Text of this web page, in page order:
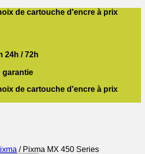
de cartouche d'encre à prix
24h / 72h
garantie
de cartouche d'encre à prix
/Pixma MX 450 Series